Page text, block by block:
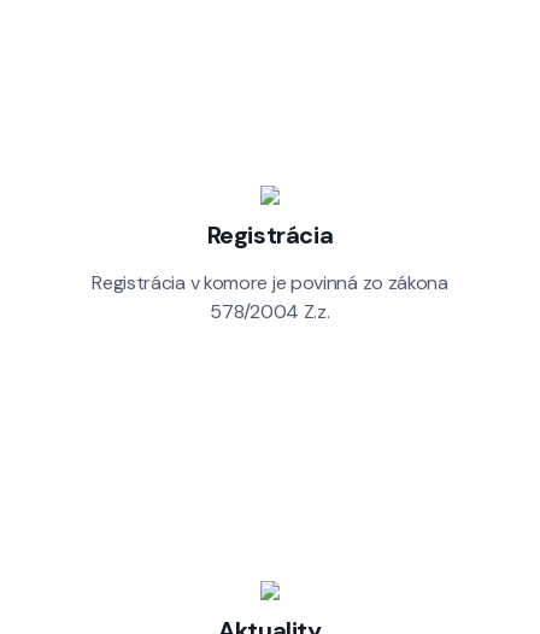
Registrácia
Registrácia v komore je povinná zo zákona
578/2004 Z.z.